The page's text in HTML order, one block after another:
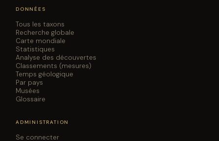
A. M. Bravo, B. Vila, and A. Galobart, O. Oms. 2005.
Superior del sinclinal de Vallcebre (Berguedà,
provincia de Barcelona) [Remains of dinosaur eggs in
the Upper Cretaceous of the Vellcebre syncline
(Berguedà, Barcelona province)]. Revista Española de
Paleontología Num.Ext.10:49-57
M. Vianey-Liaud, A. Khosla, and G. Garcia. 2003.
Relationships between European and Indian dinosaur
eggs and eggshells of the oofamily Megaloolithidae.
Journal of Vertebrate Paleontology 23(3):575-585
T. Smith, V. A. Codrea, and A. Sasaran, J. Van Itterbeeck,
P. Bultynck, Z. Csiki, P. Dica, C. Farcas, A. Folie, G. Garcia,
DONNÉES
Tous les taxons
Recherche globale
Carte mondiale
Statistiques
Analyse des découvertes
Classements (mesures)
Temps géologique
Par pays
Musées
Glossaire
ADMINISTRATION
Se connecter